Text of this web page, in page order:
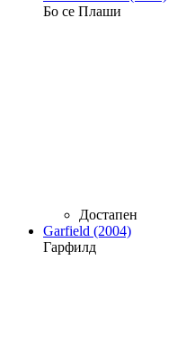
Бо се Плаши
Достапен
Garfield (2004)
Гарфилд